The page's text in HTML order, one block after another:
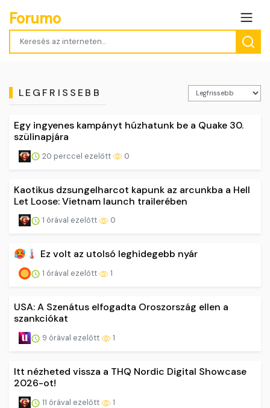
Forumo
LEGFRISSEBB
Egy ingyenes kampányt húzhatunk be a Quake 30.
szülinapjára
20 perccel ezelőtt 0
Kaotikus dzsungelharcot kapunk az arcunkba a Hell
Let Loose: Vietnam launch trailerében
1 órával ezelőtt 0
🥵🌡️ Ez volt az utolsó leghidegebb nyár
1 órával ezelőtt 1
USA: A Szenátus elfogadta Oroszország ellen a
szankciókat
9 órával ezelőtt 1
Itt nézheted vissza a THQ Nordic Digital Showcase
2026-ot!
11 órával ezelőtt 1